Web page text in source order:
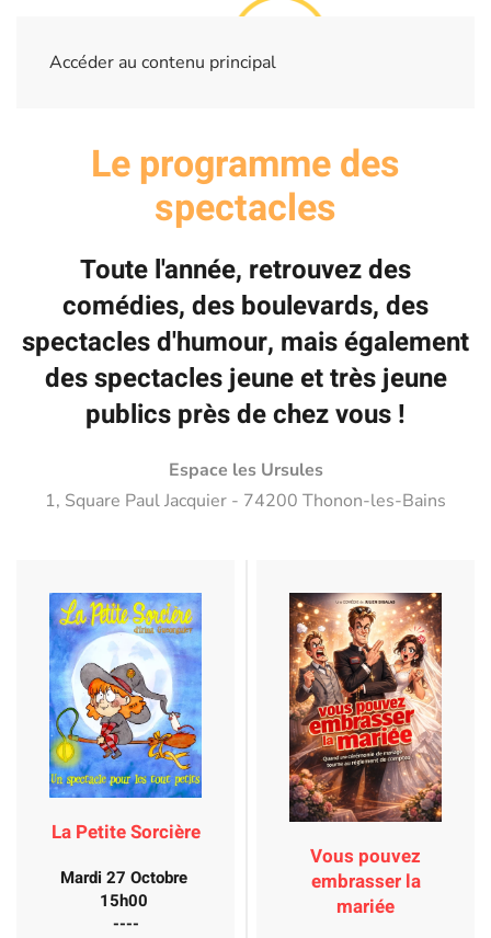
Accéder au contenu principal
Le programme des
spectacles
Toute l'année, retrouvez des
comédies, des boulevards, des
spectacles d'humour, mais également
des spectacles jeune et très jeune
publics près de chez vous !
Espace les Ursules
1, Square Paul Jacquier - 74200 Thonon-les-Bains
La Petite Sorcière
Mardi 27 Octobre
15h00
----
Vous pouvez
embrasser la
mariée